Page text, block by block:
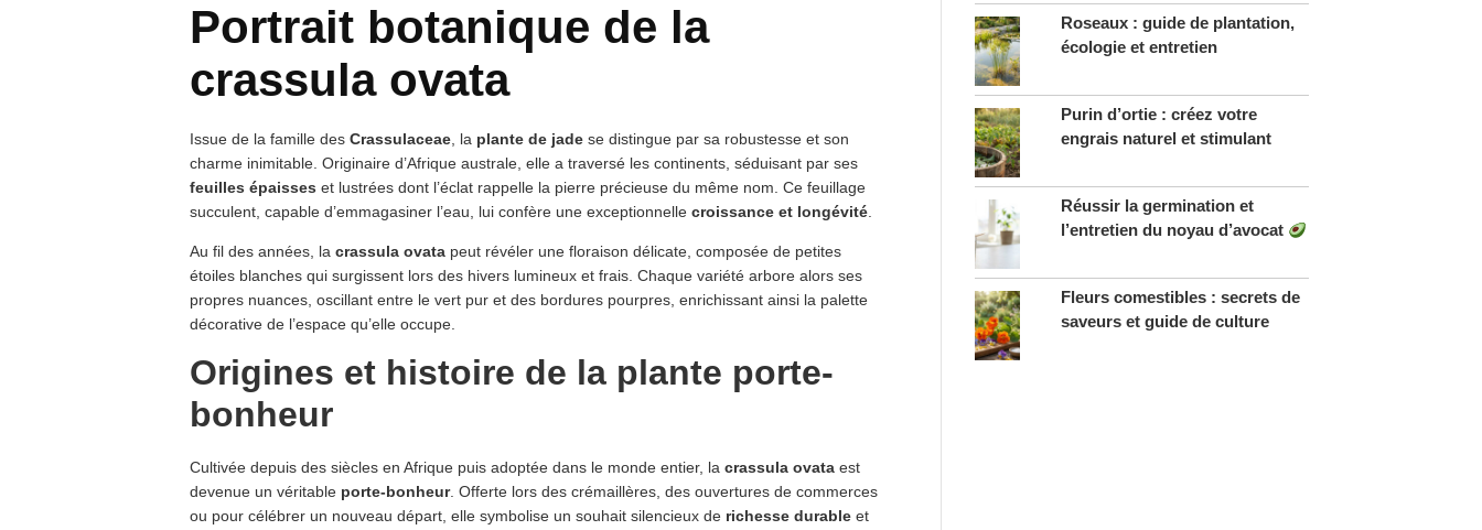
Portrait botanique de la
crassula ovata
Issue de la famille des Crassulaceae, la plante de jade se distingue par sa robustesse et son
charme inimitable. Originaire d’Afrique australe, elle a traversé les continents, séduisant par ses
feuilles épaisses et lustrées dont l’éclat rappelle la pierre précieuse du même nom. Ce feuillage
succulent, capable d’emmagasiner l’eau, lui confère une exceptionnelle croissance et longévité.
Au fil des années, la crassula ovata peut révéler une floraison délicate, composée de petites
étoiles blanches qui surgissent lors des hivers lumineux et frais. Chaque variété arbore alors ses
propres nuances, oscillant entre le vert pur et des bordures pourpres, enrichissant ainsi la palette
décorative de l’espace qu’elle occupe.
Origines et histoire de la plante porte-
bonheur
Cultivée depuis des siècles en Afrique puis adoptée dans le monde entier, la crassula ovata est
devenue un véritable porte-bonheur. Offerte lors des crémaillères, des ouvertures de commerces
ou pour célébrer un nouveau départ, elle symbolise un souhait silencieux de richesse durable et
Roseaux : guide de plantation,
écologie et entretien
Purin d’ortie : créez votre
engrais naturel et stimulant
Réussir la germination et
l’entretien du noyau d’avocat
Fleurs comestibles : secrets de
saveurs et guide de culture